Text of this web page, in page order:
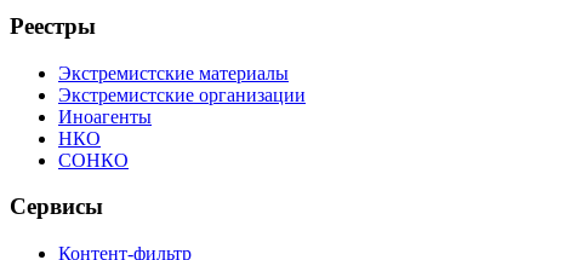
Реестры
Экстремистские материалы
Экстремистские организации
Иноагенты
НКО
СОНКО
Сервисы
Контент-фильтр